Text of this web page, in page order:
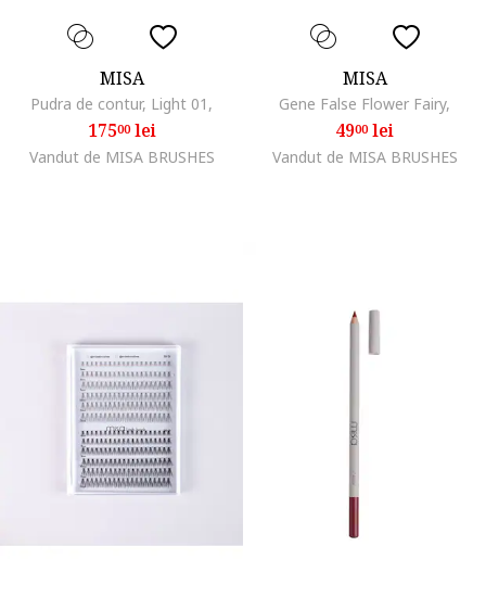
MISA
Pudra de contur, Light 01,
17500lei
Vandut de MISA BRUSHES
MISA
Gene False Flower Fairy,
4900lei
Vandut de MISA BRUSHES